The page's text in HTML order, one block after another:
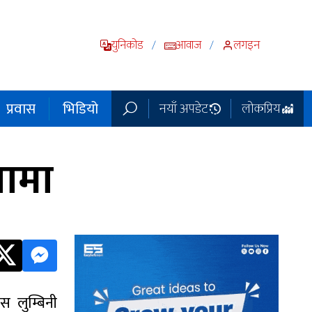
युनिकोड / आवाज / लगइन
प्रवास भिडियो नयाँ अपडेट लोकप्रिय
लुम्बिनी